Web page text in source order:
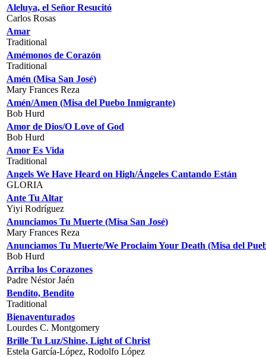
Aleluya, el Señor Resucitó
Carlos Rosas
Amar
Traditional
Amémonos de Corazón
Traditional
Amén (Misa San José)
Mary Frances Reza
Amén/Amen (Misa del Puebo Inmigrante)
Bob Hurd
Amor de Dios/O Love of God
Bob Hurd
Amor Es Vida
Traditional
Angels We Have Heard on High/Ángeles Cantando Están
GLORIA
Ante Tu Altar
Yiyi Rodríguez
Anunciamos Tu Muerte (Misa San José)
Mary Frances Reza
Anunciamos Tu Muerte/We Proclaim Your Death (Misa del
Bob Hurd
Arriba los Corazones
Padre Néstor Jaén
Bendito, Bendito
Traditional
Bienaventurados
Lourdes C. Montgomery
Brille Tu Luz/Shine, Light of Christ
Estela García-López, Rodolfo López